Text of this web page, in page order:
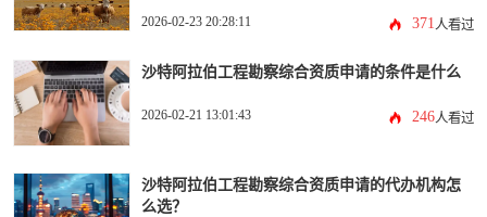
2026-02-23 20:28:11 371人看过
沙特阿拉伯工程勘察综合资质申请的条件是什么
2026-02-21 13:01:43 246人看过
沙特阿拉伯工程勘察综合资质申请的代办机构怎
么选？